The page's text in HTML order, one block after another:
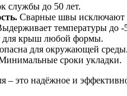
службы до 50 лет.
Сварные швы исключают
температуры до -
для крыш любой формы.
для окружающей среды.
сроки укладки.
– это надёжное и